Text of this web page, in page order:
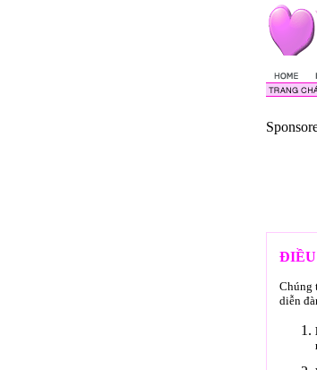
ĐIỀU
Chúng
diễn